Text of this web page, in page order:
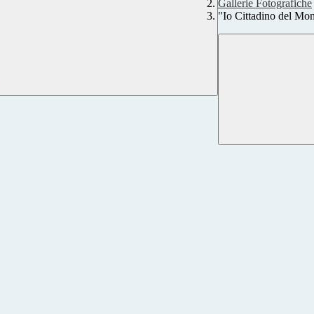
Gallerie Fotografiche
"Io Cittadino del